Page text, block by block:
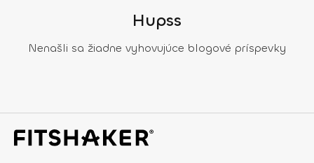
Hupss
Nenašli sa žiadne vyhovujúce blogové príspevky